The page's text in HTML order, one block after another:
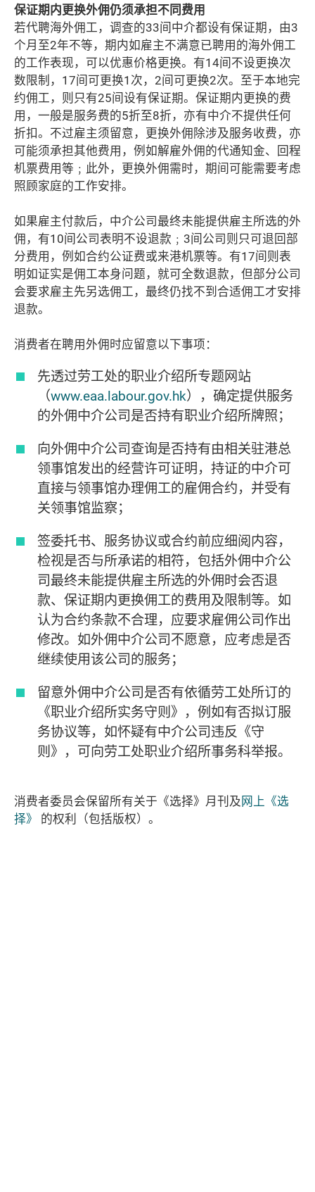
保证期内更换外佣仍须承担不同费用
若代聘海外佣工，调查的33间中介都设有保证期，由3
个月至2年不等，期内如雇主不满意已聘用的海外佣工
的工作表现，可以优惠价格更换。有14间不设更换次
数限制，17间可更换1次，2间可更换2次。至于本地完
约佣工，则只有25间设有保证期。保证期内更换的费
用，一般是服务费的5折至8折，亦有中介不提供任何
折扣。不过雇主须留意，更换外佣除涉及服务收费，亦
可能须承担其他费用，例如解雇外佣的代通知金、回程
机票费用等﹔此外，更换外佣需时，期间可能需要考虑
照顾家庭的工作安排。
如果雇主付款后，中介公司最终未能提供雇主所选的外
佣，有10间公司表明不设退款﹔3间公司则只可退回部
分费用，例如合约公证费或来港机票等。有17间则表
明如证实是佣工本身问题，就可全数退款，但部分公司
会要求雇主先另选佣工，最终仍找不到合适佣工才安排
退款。
消费者在聘用外佣时应留意以下事项：
先透过劳工处的职业介绍所专题网站
（www.eaa.labour.gov.hk），确定提供服务
的外佣中介公司是否持有职业介绍所牌照；
向外佣中介公司查询是否持有由相关驻港总
领事馆发出的经营许可证明，持证的中介可
直接与领事馆办理佣工的雇佣合约，并受有
关领事馆监察；
签委托书、服务协议或合约前应细阅内容，
检视是否与所承诺的相符，包括外佣中介公
司最终未能提供雇主所选的外佣时会否退
款、保证期内更换佣工的费用及限制等。如
认为合约条款不合理，应要求雇佣公司作出
修改。如外佣中介公司不愿意，应考虑是否
继续使用该公司的服务；
留意外佣中介公司是否有依循劳工处所订的
《职业介绍所实务守则》，例如有否拟订服
务协议等，如怀疑有中介公司违反《守
则》，可向劳工处职业介绍所事务科举报。
消费者委员会保留所有关于《选择》月刊及网上《选
择》
的权利（包括版权）。